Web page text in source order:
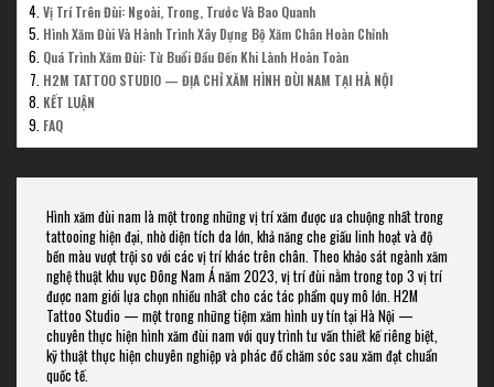
Vị Trí Trên Đùi: Ngoài, Trong, Trước Và Bao Quanh
Hình Xăm Đùi Và Hành Trình Xây Dựng Bộ Xăm Chân Hoàn Chỉnh
Quá Trình Xăm Đùi: Từ Buổi Đầu Đến Khi Lành Hoàn Toàn
H2M TATTOO STUDIO — ĐỊA CHỈ XĂM HÌNH ĐÙI NAM TẠI HÀ NỘI
KẾT LUẬN
FAQ
Hình xăm đùi nam là một trong những vị trí xăm được ưa chuộng nhất trong
tattooing hiện đại, nhờ diện tích da lớn, khả năng che giấu linh hoạt và độ
bền màu vượt trội so với các vị trí khác trên chân. Theo khảo sát ngành xăm
nghệ thuật khu vực Đông Nam Á năm 2023, vị trí đùi nằm trong top 3 vị trí
được nam giới lựa chọn nhiều nhất cho các tác phẩm quy mô lớn. H2M
Tattoo Studio — một trong những tiệm xăm hình uy tín tại Hà Nội —
chuyên thực hiện hình xăm đùi nam với quy trình tư vấn thiết kế riêng biệt,
kỹ thuật thực hiện chuyên nghiệp và phác đồ chăm sóc sau xăm đạt chuẩn
quốc tế.